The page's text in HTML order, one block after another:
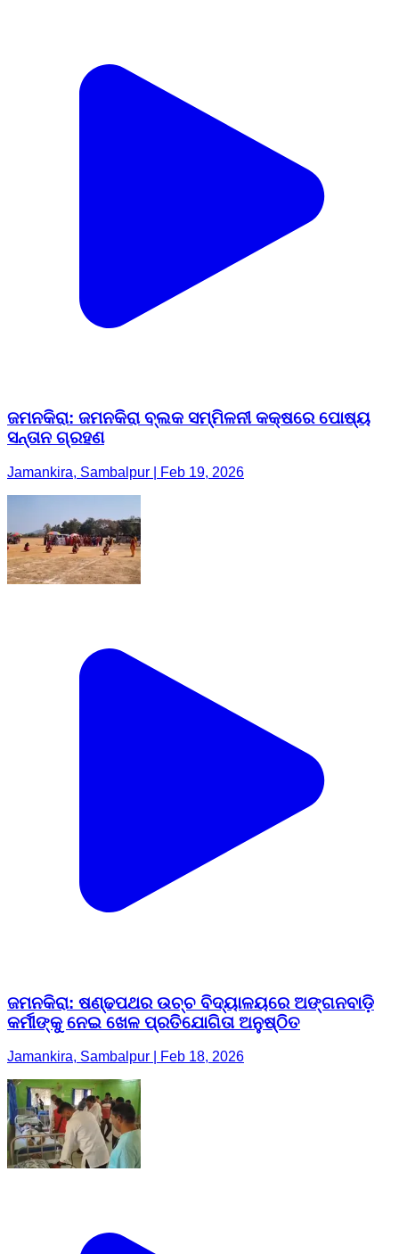
ଜମନକିରା: ଜମନକିରା ବ୍ଲକ ସମ୍ମିଳନୀ କକ୍ଷରେ ପୋଷ୍ୟ
ସନ୍ତାନ ଗ୍ରହଣ
Jamankira, Sambalpur | Feb 19, 2026
ଜମନକିରା: ଷଣ୍ଢପଥର ଉଚ୍ଚ ବିଦ୍ୟାଳୟରେ ଅଙ୍ଗନବାଡ଼ି
କର୍ମୀଙ୍କୁ ନେଇ ଖେଳ ପ୍ରତିଯୋଗିତା ଅନୁଷ୍ଠିତ
Jamankira, Sambalpur | Feb 18, 2026